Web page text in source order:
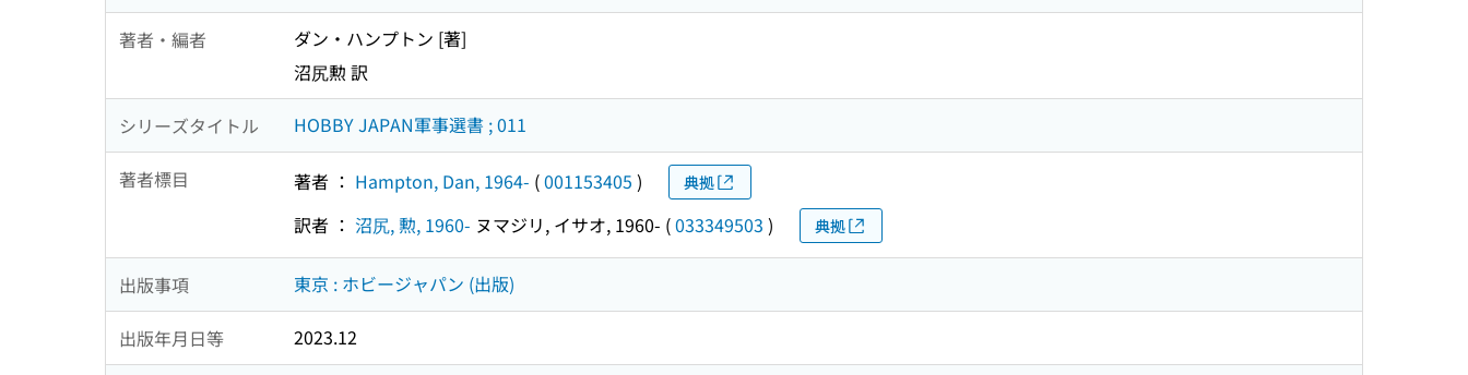
著者・編者
ダン・ハンプトン [著]
沼尻勲 訳
シリーズタイトル HOBBY JAPAN軍事選書 ; 011
著者標目 著者 ： Hampton, Dan, 1964- (001153405 ) 典拠
訳者 ： 沼尻, 勲, 1960- ヌマジリ, イサオ, 1960- (033349503 ) 典拠
出版事項 東京 : ホビージャパン (出版)
出版年月日等 2023.12